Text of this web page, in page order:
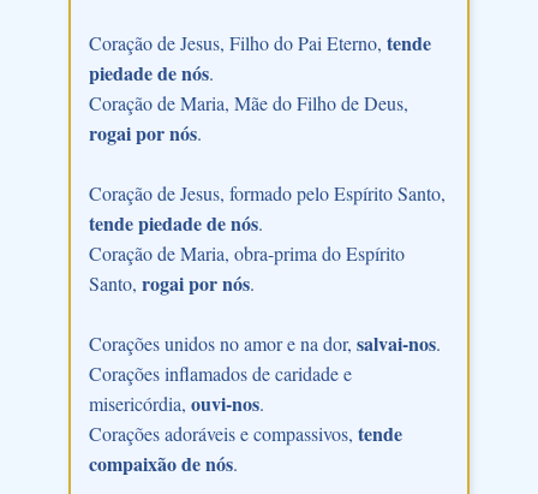
Coração de Jesus, Filho do Pai Eterno, tende
piedade de nós.
Coração de Maria, Mãe do Filho de Deus,
rogai por nós.
Coração de Jesus, formado pelo Espírito Santo,
tende piedade de nós.
Coração de Maria, obra-prima do Espírito
Santo, rogai por nós.
Corações unidos no amor e na dor, salvai-nos.
Corações inflamados de caridade e
misericórdia, ouvi-nos.
Corações adoráveis e compassivos, tende
compaixão de nós.